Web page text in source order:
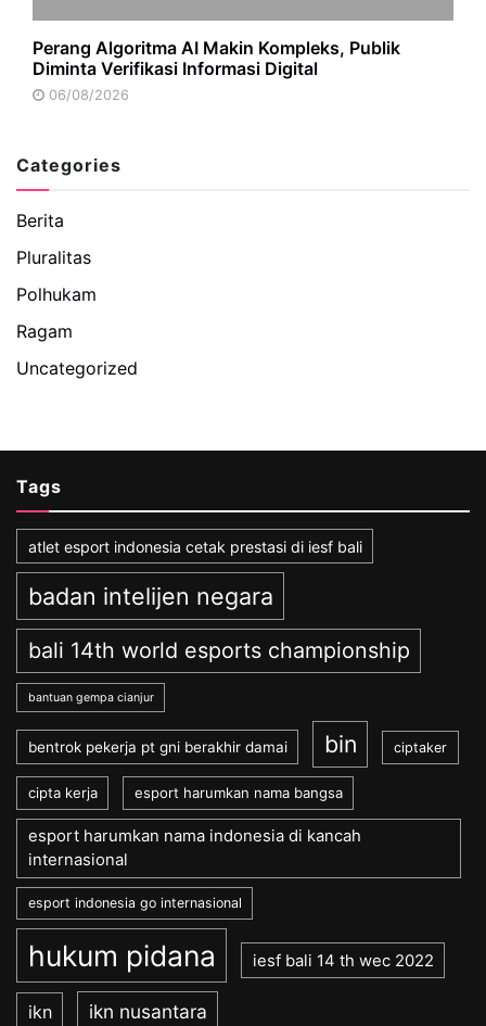
Perang Algoritma AI Makin Kompleks, Publik
Diminta Verifikasi Informasi Digital
06/08/2026
Categories
Berita
Pluralitas
Polhukam
Ragam
Uncategorized
Tags
atlet esport indonesia cetak prestasi di iesf bali
badan intelijen negara
bali 14th world esports championship
bantuan gempa cianjur
bentrok pekerja pt gni berakhir damai bin ciptaker
cipta kerja esport harumkan nama bangsa
esport harumkan nama indonesia di kancah
internasional
esport indonesia go internasional
hukum pidana iesf bali 14 th wec 2022
ikn ikn nusantara